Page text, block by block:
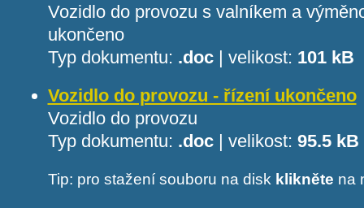
Vozidlo do provozu s valníkem a
ukončeno
Typ dokumentu: .doc | velikost: 101 kB
Vozidlo do provozu - řízení ukončeno
Vozidlo do provozu
Typ dokumentu: .doc | velikost: 95.5 kB
Tip: pro stažení souboru na disk klikněte na